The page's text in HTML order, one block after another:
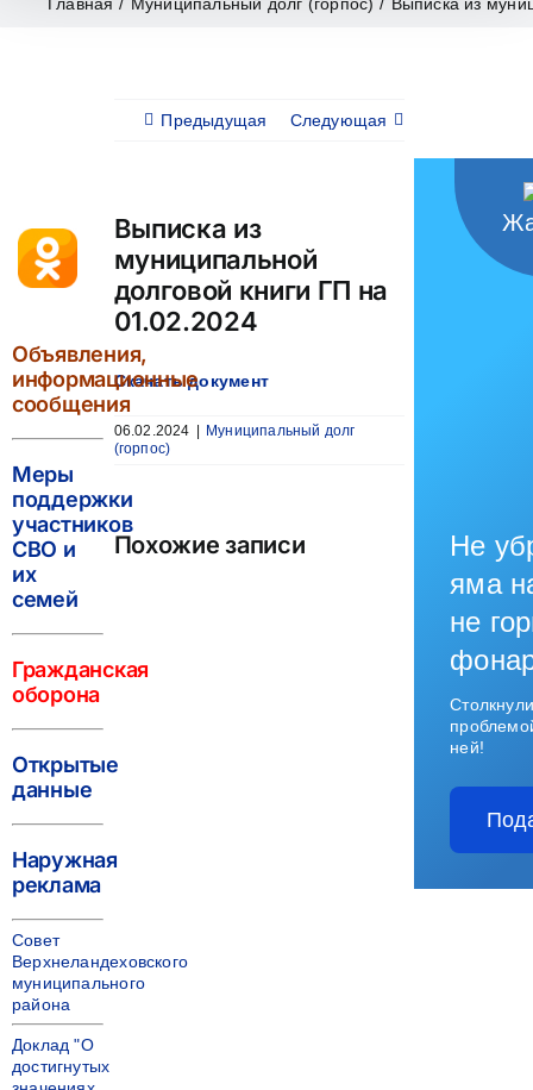
Предыдущая Следующая
Выписка из
муниципальной
долговой книги ГП на
01.02.2024
Скачать документ
06.02.2024
Муниципальный долг
(горпос)
Похожие записи
Объявления,
информационные
сообщения
Меры
поддержки
участников
СВО и
их
семей
Гражданская
оборона
Открытые
данные
Наружная
реклама
Совет
Верхнеландеховского
муниципального
района
Доклад "О
достигнутых
Не
яма
не
ней!